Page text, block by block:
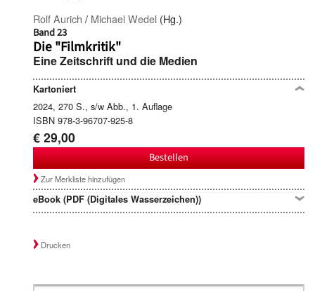
Rolf Aurich / Michael Wedel (Hg.)
Band 23
Die "Filmkritik"
Eine Zeitschrift und die Medien
Kartoniert
2024, 270 S., s/w Abb., 1. Auflage
ISBN 978-3-96707-925-8
€ 29,00
Bestellen
Zur Merkliste hinzufügen
eBook (PDF (Digitales Wasserzeichen))
Drucken